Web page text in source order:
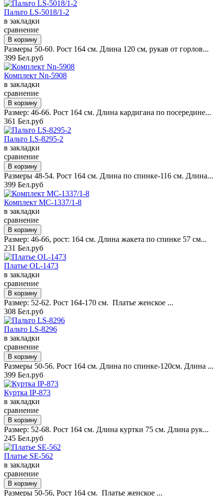
Пальто LS-5018/1-2
в закладки
сравнение
Размеры 50-60. Рост 164 см. Длина 120 см, рукав от горлов...
399 Бел.руб
Комплект Nn-5908
в закладки
сравнение
Размер: 46-66. Рост 164 см. Длина кардигана по посередине...
361 Бел.руб
Пальто LS-8295-2
в закладки
сравнение
Размеры 48-54. Рост 164 см. Длина по спинке-116 см. Длина...
399 Бел.руб
Комплект MC-1337/1-8
в закладки
сравнение
Размер: 46-66, рост: 164 см. Длина жакета по спинке 57 см...
231 Бел.руб
Платье OL-1473
в закладки
сравнение
Размер: 52-62. Рост 164-170 см. Платье женское ...
308 Бел.руб
Пальто LS-8296
в закладки
сравнение
Размеры 50-56. Рост 164 см. Длина по спинке-120см. Длина ...
399 Бел.руб
Куртка IP-873
в закладки
сравнение
Размер: 52-68. Рост 164 см. Длина куртки 75 см. Длина рук...
245 Бел.руб
Платье SE-562
в закладки
сравнение
Размеры 50-56, Рост 164 см. Платье женское ...